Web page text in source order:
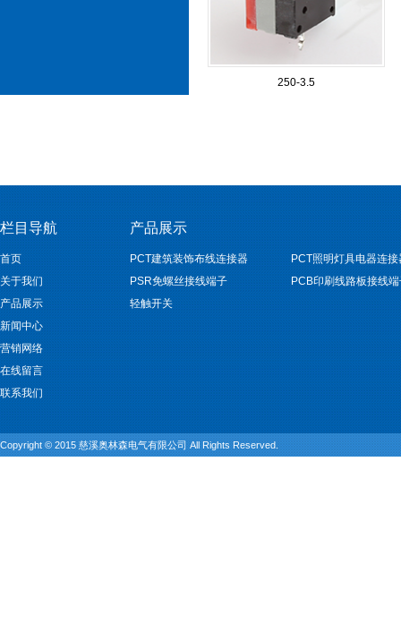
250-3.5
栏目导航
首页
关于我们
产品展示
新闻中心
营销网络
在线留言
联系我们
产品展示
PCT建筑装饰布线连接器
PCT照明灯具电器连接
PSR免螺丝接线端子
PCB印刷线路板接线
轻触开关
Copyright © 2015 慈溪奥林森电气有限公司 All Rights Reserved.